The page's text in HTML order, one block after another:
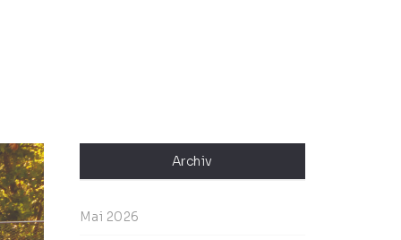
Archiv
Mai 2026